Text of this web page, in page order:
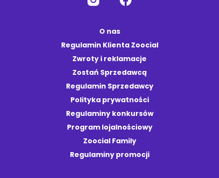
O nas
Regulamin Klienta Zoocial
Zwroty i reklamacje
Zostań Sprzedawcą
Regulamin Sprzedawcy
Polityka prywatności
Regulaminy konkursów
Program lojalnościowy
Zoocial Family
Regulaminy promocji